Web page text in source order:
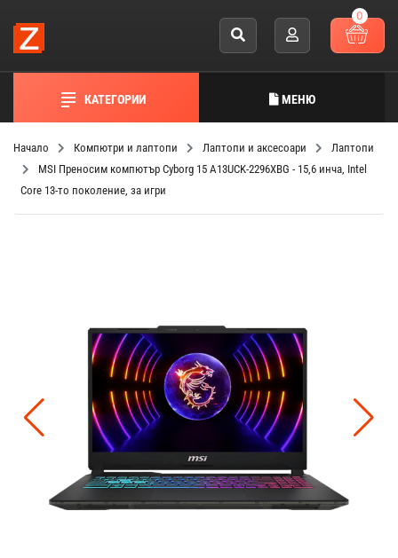
0
КАТЕГОРИИ МЕНЮ
Начало Компютри и лаптопи Лаптопи и аксесоари
Лаптопи
MSI Преносим компютър Cyborg 15 A13UCK-2296XBG - 15,6 инча, Intel
Core 13-то поколение, за игри